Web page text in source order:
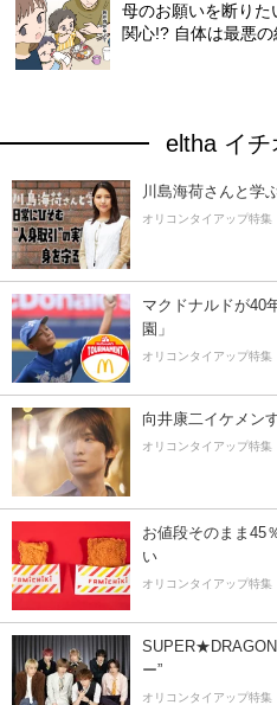
母のお願いを断り
関心!? 自体は最悪の
eltha イチ
川島海荷さんと学
オリコンタイアップ特集
マクドナルドが40
園」
オリコンタイアップ特集
向井康二イケメン
オリコンタイアップ特集
お値段そのまま45
い
オリコンタイアップ特集
SUPER★DRAGON
ー”
オリコンタイアップ特集